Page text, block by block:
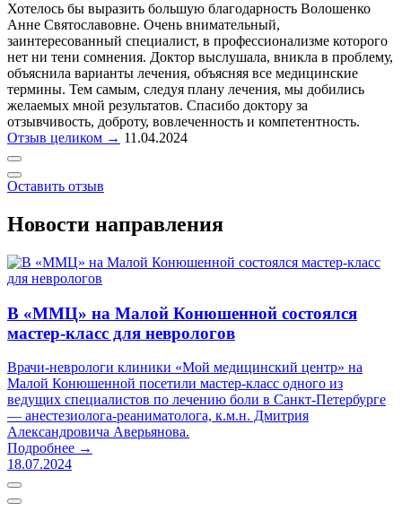
Хотелось бы выразить большую благодарность Волошенко
Анне Святославовне. Очень внимательный,
заинтересованный специалист, в профессионализме которого
нет ни тени сомнения. Доктор выслушала, вникла в проблему,
объяснила варианты лечения, объясняя все медицинские
термины. Тем самым, следуя плану лечения, мы добились
желаемых мной результатов. Спасибо доктору за
отзывчивость, доброту, вовлеченность и компетентность.
Отзыв целиком → 11.04.2024
Оставить отзыв
Новости направления
В «ММЦ» на Малой Конюшенной состоялся
мастер-класс для неврологов
Врачи-неврологи клиники «Мой медицинский центр» на
Малой Конюшенной посетили мастер-класс одного из
ведущих специалистов по лечению боли в Санкт-Петербурге
— анестезиолога-реаниматолога, к.м.н. Дмитрия
Александровича Аверьянова.
Подробнее →
18.07.2024